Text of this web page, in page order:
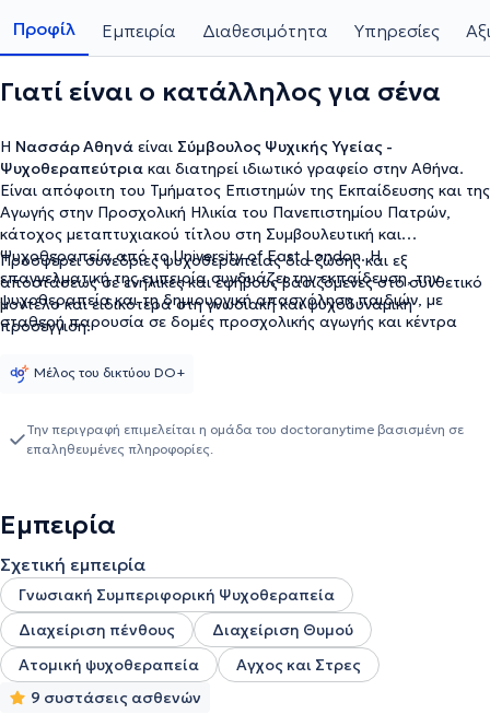
Προφίλ Εμπειρία Διαθεσιμότητα Υπηρεσίες
Γιατί είναι ο κατάλληλος για σένα
Η Νασσάρ Αθηνά είναι Σύμβουλος Ψυχικής Υγείας -
Ψυχοθεραπεύτρια και διατηρεί ιδιωτικό γραφείο στην Αθήνα.
Είναι απόφοιτη του Τμήματος Επιστημών της Εκπαίδευσης και της
Αγωγής στην Προσχολική Ηλικία του Πανεπιστημίου Πατρών,
κάτοχος μεταπτυχιακού τίτλου στη Συμβουλευτική και
Ψυχοθεραπεία από το University of East London. Η
επαγγελματική της εμπειρία συνδυάζει την εκπαίδευση, την
ψυχοθεραπεία και τη δημιουργική απασχόληση παιδιών, με
σταθερή παρουσία σε δομές προσχολικής αγωγής και κέντρα
δασκάλα σε τμήματα νηπιαγωγείου ενώ από το 2022 προσφέρει
συνεδρίες ψυχοθεραπείας σε ενήλικες και εφήβους έχοντας
"ΙΑΣΙΣ" και το Roots Wellness Center. Παρακολουθεί σταθερά
σεμινάρια, εμπλουτίζοντας τις γνώσεις της και τις
Προσφέρει συνεδρίες ψυχοθεραπείας δια ζώσης και εξ
αποστάσεως σε ενήλικες και εφήβους βασιζόμενες στο συνθετικό
μοντέλο και ειδικότερα στη γνωσιακή και ψυχοδυναμική
προσέγγιση.
Μέλος του δικτύου DO+
Την περιγραφή επιμελείται η ομάδα του doctoranytime βασισμένη σε
επαληθευμένες πληροφορίες.
Εμπειρία
Σχετική εμπειρία
Γνωσιακή Συμπεριφορική Ψυχοθεραπεία
Διαχείριση πένθους
Διαχείριση Θυμού
Ατομική ψυχοθεραπεία
Αγχος και Στρες
9 συστάσεις ασθενών